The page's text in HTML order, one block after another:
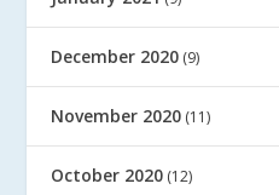
December 2020 (9)
November 2020 (11)
October 2020 (12)